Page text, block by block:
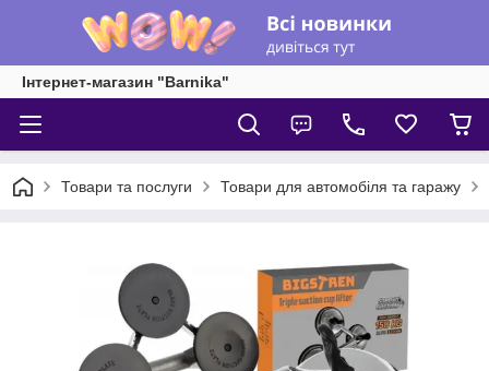
Інтернет-магазин "Barnika"
Товари та послуги Товари для автомобіля та гаражу